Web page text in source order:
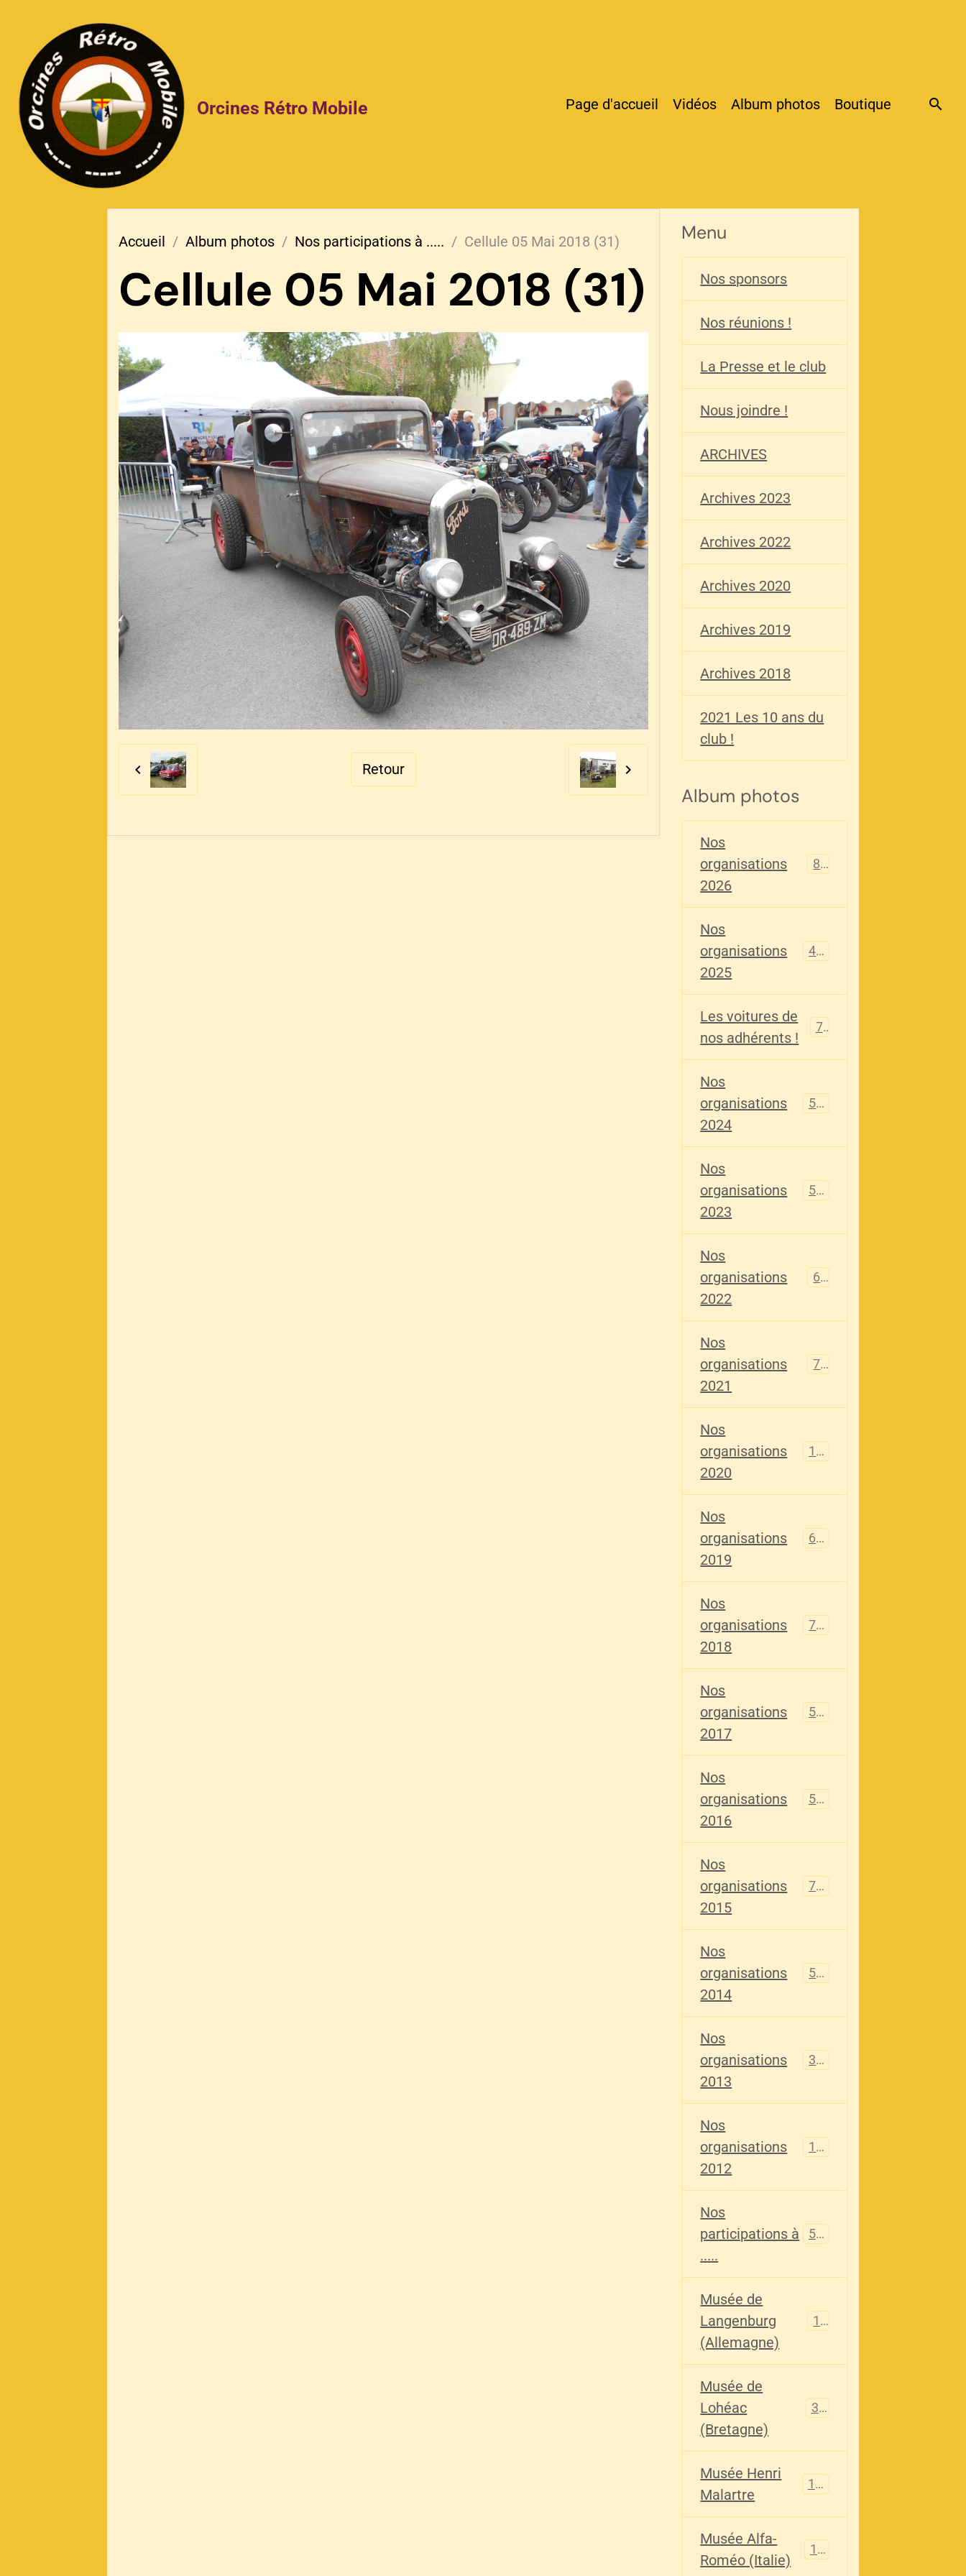
Orcines Rétro Mobile Page d'accueil Vidéos Album photos Boutique
Accueil Album photos Nos participations à ..... Cellule 05 Mai 2018 (31)
Cellule 05 Mai 2018 (31)
Retour
Menu
Nos sponsors
Nos réunions !
La Presse et le club
Nous joindre !
ARCHIVES
Archives 2023
Archives 2022
Archives 2020
Archives 2019
Archives 2018
2021 Les 10 ans du
club !
Album photos
Nos
organisations
2026
82
Nos
organisations
2025
405
Les voitures de
nos adhérents !
73
Nos
organisations
2024
587
Nos
organisations
2023
567
Nos
organisations
2022
61
Nos
organisations
2021
79
Nos
organisations
2020
121
Nos
organisations
2019
696
Nos
organisations
2018
741
Nos
organisations
2017
555
Nos
organisations
2016
520
Nos
organisations
2015
776
Nos
organisations
2014
516
Nos
organisations
2013
344
Nos
organisations
2012
155
Nos
participations à
.....
563
Musée de
Langenburg
(Allemagne)
113
Musée de
Lohéac
(Bretagne)
321
Musée Henri
Malartre
136
Musée Alfa-
Roméo (Italie)
107